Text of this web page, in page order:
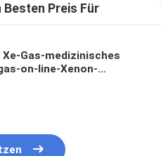
Besten Preis Für
Xe-Gas-medizinisches
on-line-Xenon-